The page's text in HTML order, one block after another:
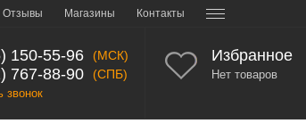
Отзывы Магазины Контакты
150-55-96 (МСК)
767-88-90 (СПБ)
звонок
Избранное
Нет товаров